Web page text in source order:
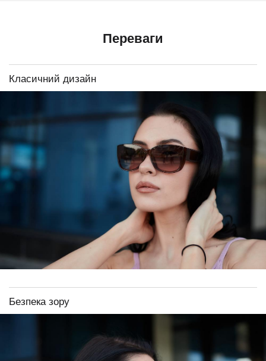
Переваги
Класичний дизайн
Безпека зору